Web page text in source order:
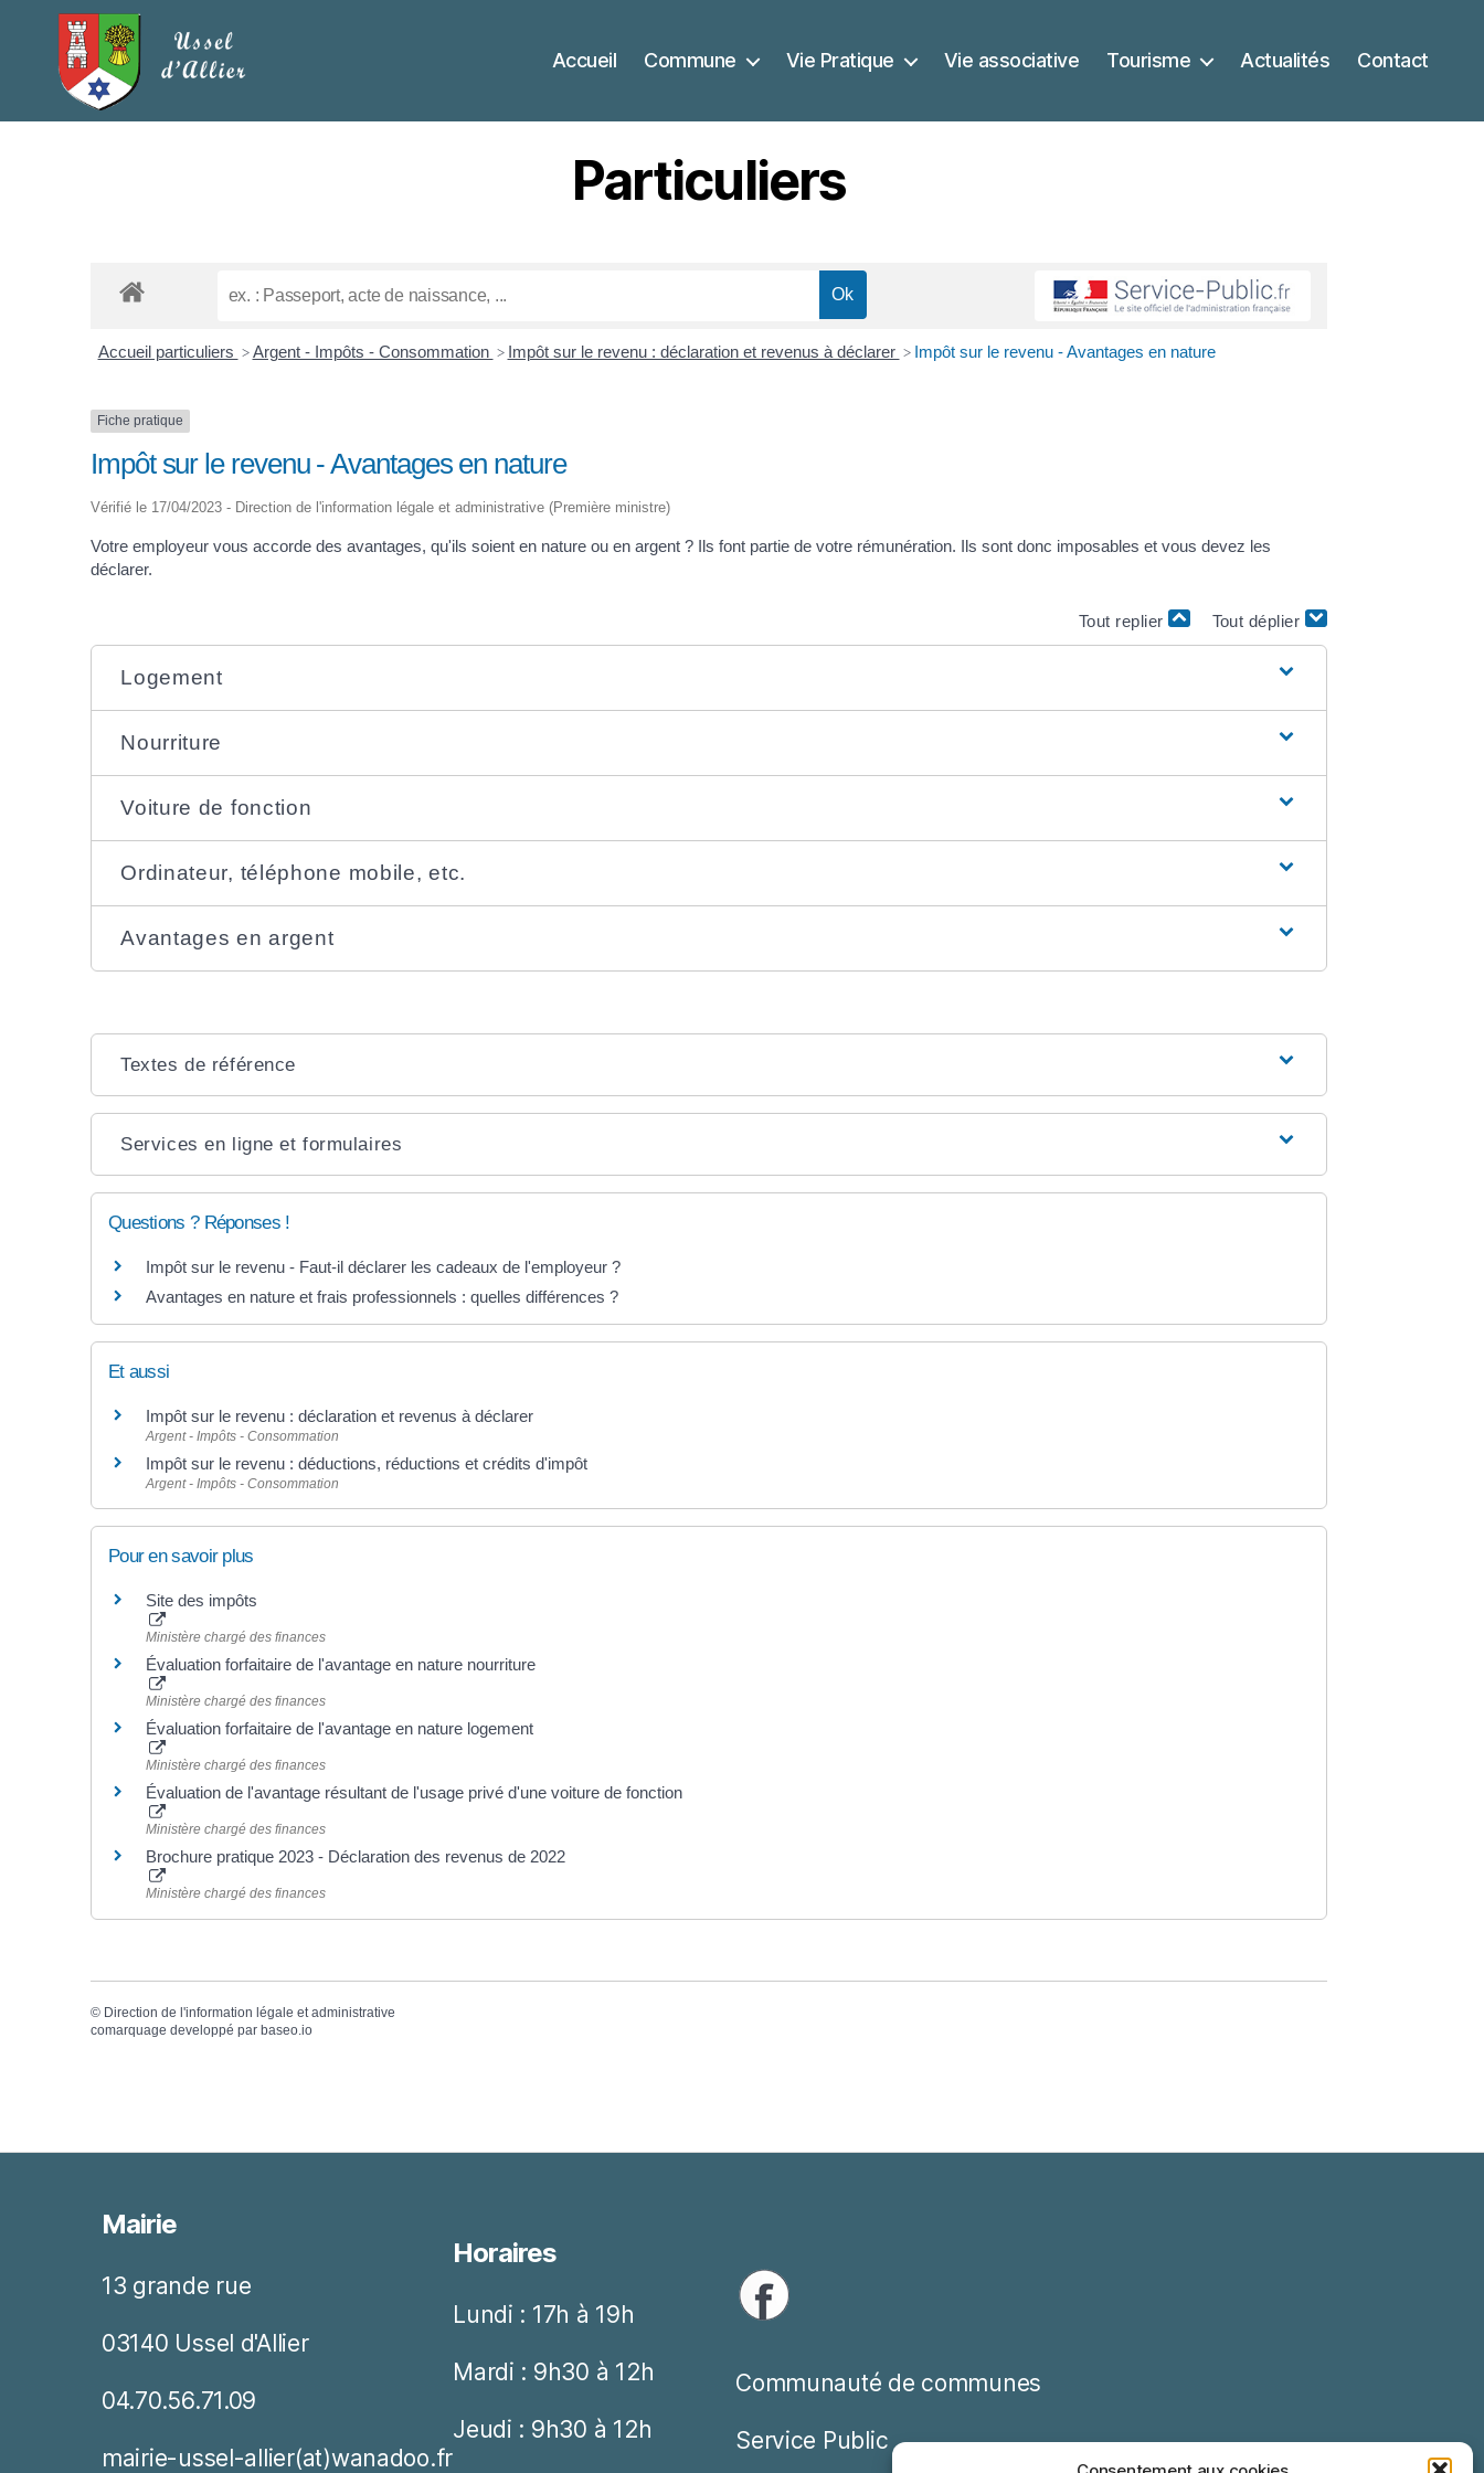
Accueil Commune Vie Pratique Vie associative Tourisme Actualités Contact
Particuliers
Accueil particuliers > Argent - Impôts - Consommation > Impôt sur le revenu : déclaration et revenus à déclarer > Impôt sur le revenu - Avantages en nature
Fiche pratique
Impôt sur le revenu - Avantages en nature
Vérifié le 17/04/2023 - Direction de l'information légale et administrative (Première ministre)
Votre employeur vous accorde des avantages, qu'ils soient en nature ou en argent ? Ils font partie de votre rémunération. Ils sont donc imposables et vous devez les
déclarer.
Tout replier Tout déplier
Logement
Nourriture
Voiture de fonction
Ordinateur, téléphone mobile, etc.
Avantages en argent
Textes de référence
Services en ligne et formulaires
Questions ? Réponses !
Impôt sur le revenu - Faut-il déclarer les cadeaux de l'employeur ?
Avantages en nature et frais professionnels : quelles différences ?
Et aussi
Impôt sur le revenu : déclaration et revenus à déclarer
Argent - Impôts - Consommation
Impôt sur le revenu : déductions, réductions et crédits d'impôt
Argent - Impôts - Consommation
Pour en savoir plus
Site des impôts
Ministère chargé des finances
Évaluation forfaitaire de l'avantage en nature nourriture
Ministère chargé des finances
Évaluation forfaitaire de l'avantage en nature logement
Ministère chargé des finances
Évaluation de l'avantage résultant de l'usage privé d'une voiture de fonction
Ministère chargé des finances
Brochure pratique 2023 - Déclaration des revenus de 2022
Ministère chargé des finances
© Direction de l'information légale et administrative
comarquage developpé par baseo.io
Mairie
13 grande rue
03140 Ussel d'Allier
04.70.56.71.09
mairie-ussel-allier(at)wanadoo.fr
Horaires
Lundi : 17h à 19h
Mardi : 9h30 à 12h
Jeudi : 9h30 à 12h
Communauté de communes
Service Public